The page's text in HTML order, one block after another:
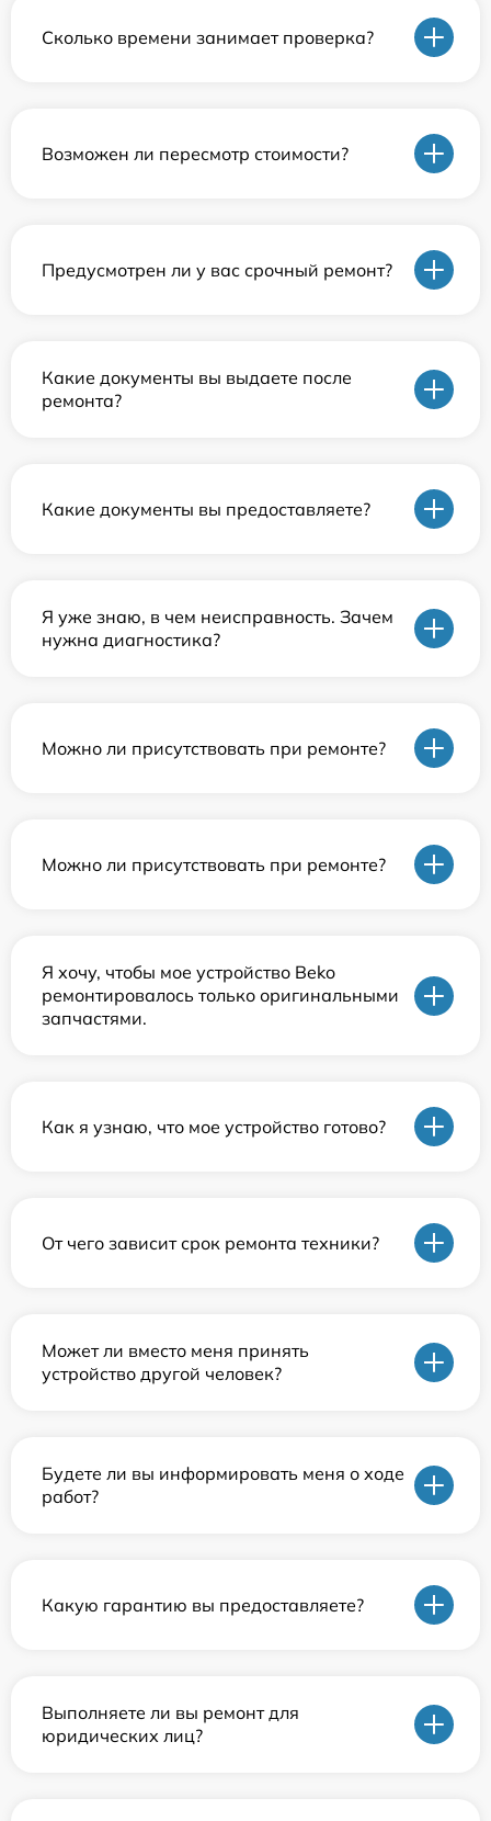
Сколько времени занимает проверка?
Возможен ли пересмотр стоимости?
Предусмотрен ли у вас срочный ремонт?
Какие документы вы выдаете после
ремонта?
Какие документы вы предоставляете?
Я уже знаю, в чем неисправность. Зачем
нужна диагностика?
Можно ли присутствовать при ремонте?
Можно ли присутствовать при ремонте?
Я хочу, чтобы мое устройство Beko
ремонтировалось только оригинальными
запчастями.
Как я узнаю, что мое устройство готово?
От чего зависит срок ремонта техники?
Может ли вместо меня принять
устройство другой человек?
Будете ли вы информировать меня о ходе
работ?
Какую гарантию вы предоставляете?
Выполняете ли вы ремонт для
юридических лиц?